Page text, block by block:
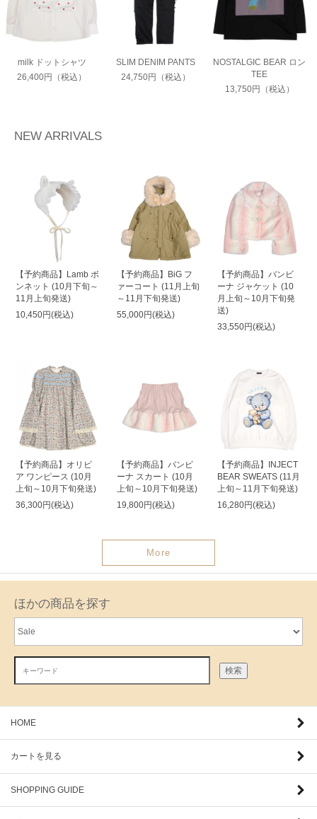
milk ドットシャツ
26,400円（税込）
SLIM DENIM PANTS
24,750円（税込）
NOSTALGIC BEAR ロン
TEE
13,750円（税込）
NEW ARRIVALS
【予約商品】Lamb ボ
ンネット (10月下旬～
11月上旬発送)
10,450円(税込)
【予約商品】BiG フ
ァーコート (11月上旬
～11月下旬発送)
55,000円(税込)
【予約商品】バンビ
ーナ ジャケット (10
月上旬～10月下旬発
送)
33,550円(税込)
【予約商品】オリビ
ア ワンピース (10月
上旬～10月下旬発送)
36,300円(税込)
【予約商品】バンビ
ーナ スカート (10月
上旬～10月下旬発送)
19,800円(税込)
【予約商品】INJECT
BEAR SWEATS (11月
上旬～11月下旬発送)
16,280円(税込)
More
ほかの商品を探す
検索
HOME
カートを見る
SHOPPING GUIDE